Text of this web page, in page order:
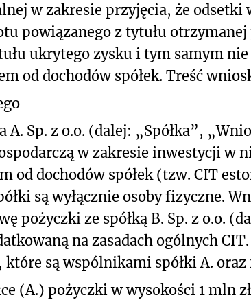
w zakresie przyjęcia, że odsetki
powiązanego z tytułu
ukrytego zysku i tym samym nie
od dochodów spółek. Treść
A. Sp. z o.o. (dalej: „Spółka”,
w zakresie inwestycji w
od dochodów spółek (tzw. CIT
są wyłącznie osoby fizyczne.
pożyczki ze spółką B. Sp. z o.o.
na zasadach ogólnych
które są wspólnikami spółki A.
(A.) pożyczki w wysokości 1 mln